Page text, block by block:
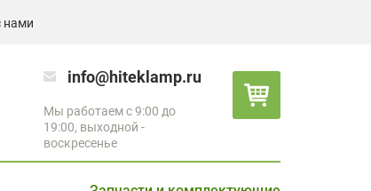
нами
info@hiteklamp.ru
Мы работаем с 9:00 до
19:00, выходной -
воскресенье